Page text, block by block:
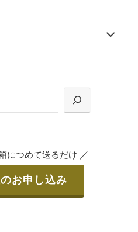
集荷申込」からお選び
につめて送るだけ ／
お申し込み